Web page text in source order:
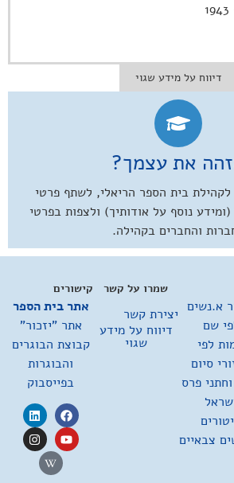
– 1943
דיווח על מידע שגוי
את עצמך?
בית הספר הריאלי, לשתף פרטי
נוסף על אודותיך) ולצפות בפרטי
והחברים בקהילה.
א.נשים
שם
לפי
סיום
פרס
צבאיים
קישורים
אתר בית הספר
אתר "יזכור"
קבוצת הבוגרים
והבוגרות
בפייסבוק
שמרו על קשר
יצירת קשר
דיווח על מידע
שגוי